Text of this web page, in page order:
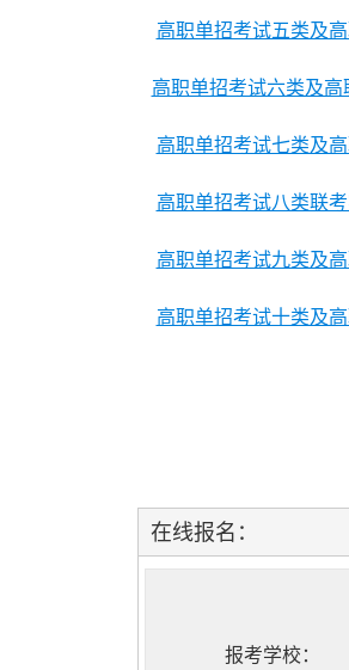
高职单招考试五类及
高职单招考试六类及
高职单招考试七类及
高职单招考试八类联
高职单招考试九类及
高职单招考试十类及
在线报名：
报考学校：